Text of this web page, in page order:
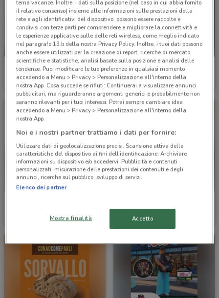
-3 GIORNI
Conad City
Scade mercoledì 400 m
Toys Center
Scade il 31/12 25.1 km
24.4 km Scade il 23/08
tema vacanze. Inoltre, i dati sulla posizione (nel caso in cui abbia fornito
il relativo consenso) insieme alle informazioni sulle prestazioni della
rete e agli identificativi del dispositivo, possono essere raccolte e
condivisi con terze parti per comprendere e migliorare la connettività e
le esperienze applicative sulle delle reti wireless, come meglio indicato
nel paragrafo 13.b della nostra Privacy Policy. Inoltre, i tuoi dati possono
anche essere utilizzati per la creazione di report, ricerche di mercato,
scientifiche e statistiche, analisi basate sulla posizione e analisi delle
tendenze. Puoi modificare le tue preferenze in qualsiasi momento
accedendo a Menu > Privacy > Personalizzazione all'interno della
nostra App. Cosa succede se rifiuti: Continuerai a visualizzare annunci
pubblicitari, ma riguarderanno argomenti generici e probabilmente non
saranno rilevanti per i tuoi interessi. Potrai sempre cambiare idea
accedendo a Menu > Privacy > Personalizzazione all'interno della
nostra App.
Noi e i nostri partner trattiamo i dati per fornire:
Utilizzare dati di geolocalizzazione precisi. Scansione attiva delle
caratteristiche del dispositivo ai fini dell’identificazione. Archiviare
informazioni su dispositivo e/o accedervi. Pubblicità e contenuti
personalizzati, misurazione delle prestazioni dei contenuti e degli
annunci, ricerche sul pubblico, sviluppo di servizi.
Elenco dei partner
Mostra finalità Accetto